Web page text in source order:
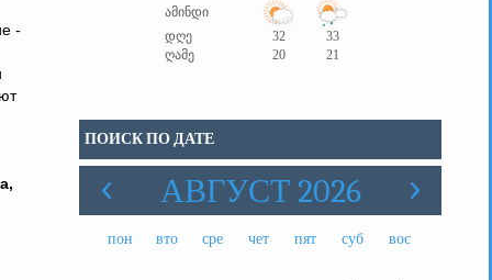
-
ამინდი
დღე
32
33
ღამე
20 21
ПОИСК ПО ДАТЕ
АВГУСТ 2026
пон вто сре чет пят суб вос